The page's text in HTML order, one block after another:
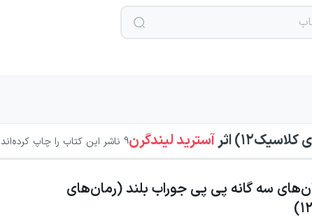
اثرآسترید لیندگرن9 ناشر این کتاب را چاپ کرده‌اند
سه گانه پی پی جوراب بلند (رمان‌های